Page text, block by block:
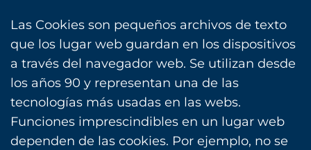
Las Cookies son pequeños archivos de texto
que los lugar web guardan en los dispositivos
a través del navegador web. Se utilizan desde
los años 90 y representan una de las
tecnologías más usadas en las webs.
Funciones imprescindibles en un lugar web
dependen de las cookies. Por ejemplo, no se